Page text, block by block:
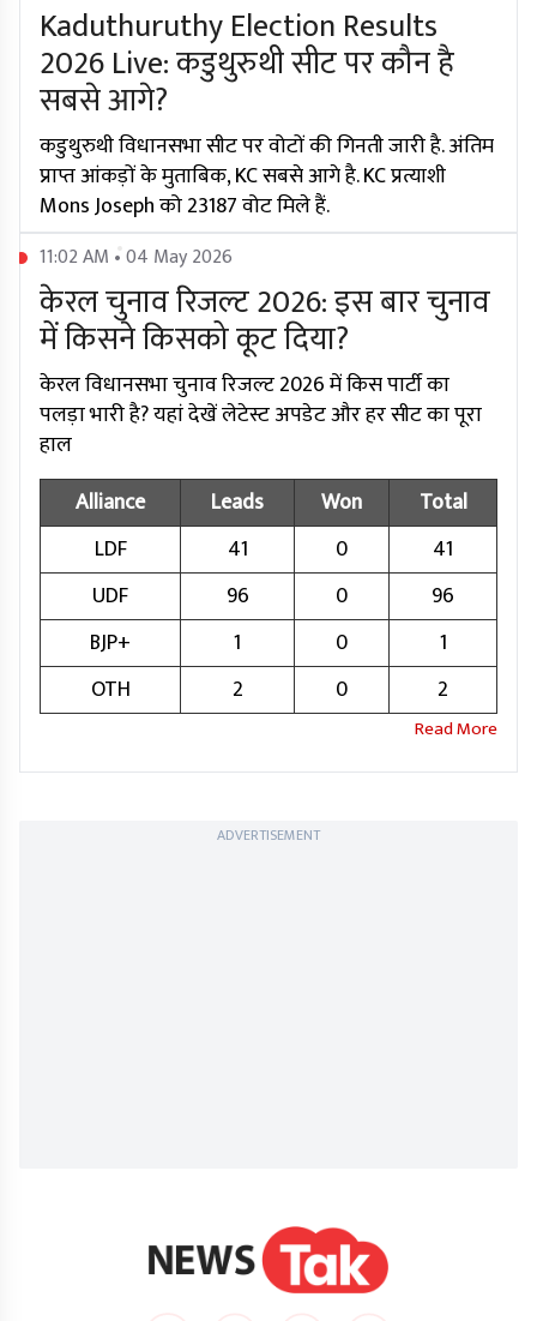
Kaduthuruthy Election Results
2026 Live: कडुथुरुथी सीट पर कौन है
सबसे आगे?
कडुथुरुथी विधानसभा सीट पर वोटों की गिनती जारी है. अंतिम
प्राप्त आंकड़ों के मुताबिक, KC सबसे आगे है. KC प्रत्याशी
Mons Joseph को 23187 वोट मिले हैं.
11:02 AM • 04 May 2026
केरल चुनाव रिजल्ट 2026: इस बार चुनाव
में किसने किसको कूट दिया?
केरल विधानसभा चुनाव रिजल्ट 2026 में किस पार्टी का
पलड़ा भारी है? यहां देखें लेटेस्ट अपडेट और हर सीट का पूरा
हाल
Alliance
Leads Won
Total
LDF
41 0
41
UDF
96 0
96
BJP+
1 0
1
OTH
2 0 2
ADVERTISEMENT